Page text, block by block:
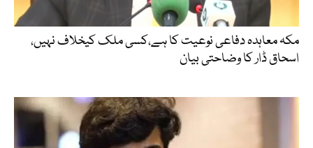
مکہ معاہدہ دفاعی نوعیت کا ہے،کسی ملک کیخلاف نہیں،
اسحاق ڈار کا وضاحتی بیان